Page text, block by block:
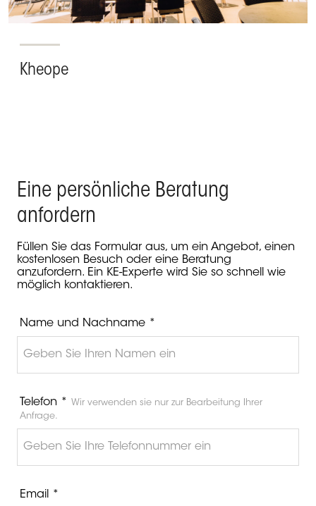
Kheope
Eine persönliche Beratung
anfordern
Füllen Sie das Formular aus, um ein Angebot, einen
kostenlosen Besuch oder eine Beratung
anzufordern. Ein KE-Experte wird Sie so schnell wie
möglich kontaktieren.
Name und Nachname *
Telefon *
Wir verwenden sie nur zur Bearbeitung Ihrer
Anfrage.
Email *